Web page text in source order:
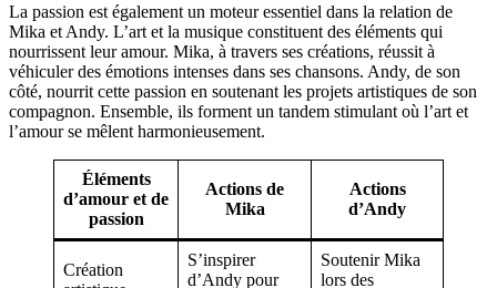
La passion est également un moteur essentiel dans la relation de
Mika et Andy. L’art et la musique constituent des éléments qui
nourrissent leur amour. Mika, à travers ses créations, réussit à
véhiculer des émotions intenses dans ses chansons. Andy, de son
côté, nourrit cette passion en soutenant les projets artistiques de son
compagnon. Ensemble, ils forment un tandem stimulant où l’art et
l’amour se mêlent harmonieusement.
Éléments
d’amour et de
passion
Actions de
Mika
Actions
d’Andy
Création
S’inspirer
d’Andy pour
Soutenir Mika
lors des